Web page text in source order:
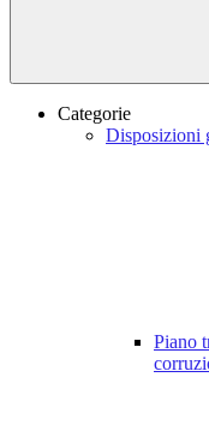
Categorie
Disposizioni
Piano